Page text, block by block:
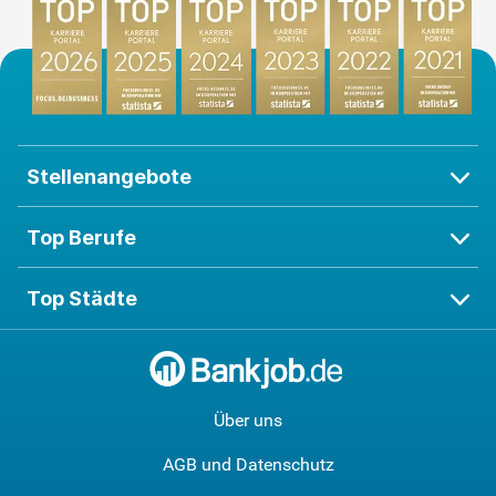
Stellenangebote
Top Berufe
Top Städte
Über uns
AGB und Datenschutz